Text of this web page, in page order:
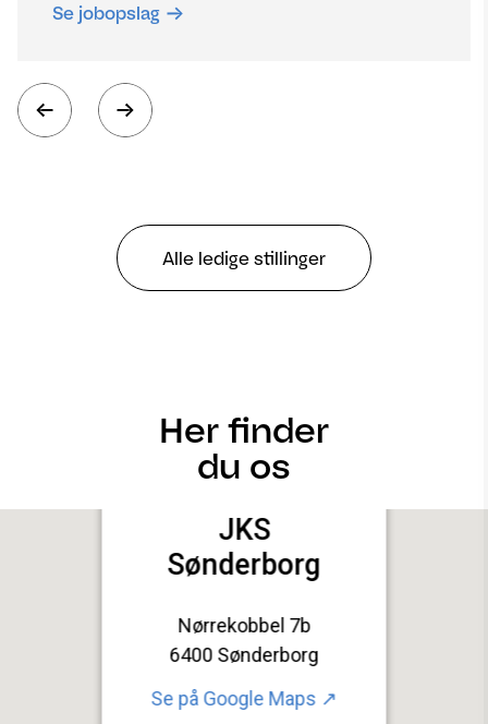
Se jobopslag
Alle ledige stillinger
Her finder
du os
JKS
Sønderborg
Nørrekobbel 7b
6400 Sønderborg
Se på Google Maps ↗